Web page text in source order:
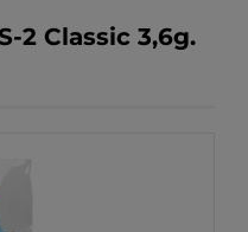
2 Classic 3,6g.